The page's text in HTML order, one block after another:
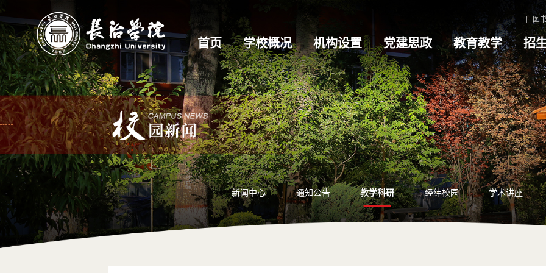
图
首页 学校概况 机构设置 党建思政 教育教学 招
新闻中心 通知公告 教学科研 经纬校园 学术讲座